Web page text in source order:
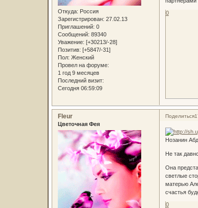
Откуда: Россия
Зарегистрирован: 27.02.13
Приглашений: 0
Сообщений: 89340
Уважение: [+30213/-28]
Позитив: [+5847/-31]
Пол: Женский
Провел на форуме:
1 год 9 месяцев
Последний визит:
Сегодня 06:59:09
0
Поделиться
Fleur
Цветочная Фея
Нозанин
Не так
Она
светлые
матерью
счастья
0